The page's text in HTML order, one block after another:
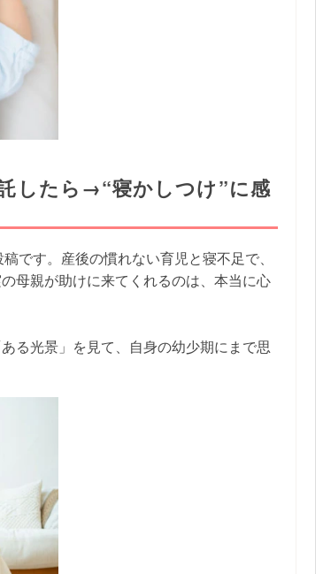
したら→“寝かしつけ”に感
です。産後の慣れない育児と寝不足で、
母親が助けに来てくれるのは、本当に心
る光景」を見て、自身の幼少期にまで思